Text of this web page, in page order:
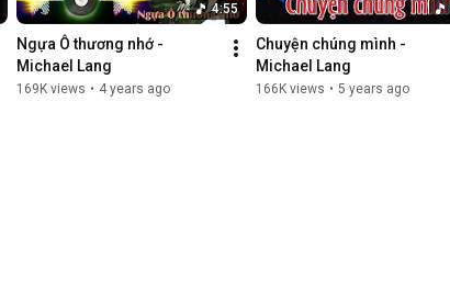
4:55
Ngựa Ô thương nhớ -
Michael Lang
169K views • 4 years ago
Chuyện chúng mình -
Michael Lang
166K views • 5 years ago